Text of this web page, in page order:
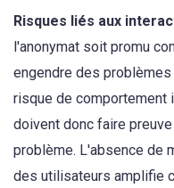
Risques liés aux
l'anonymat soit promu
engendre des
risque de comportement
doivent donc faire
problème. L'absence de
des utilisateurs amplifie